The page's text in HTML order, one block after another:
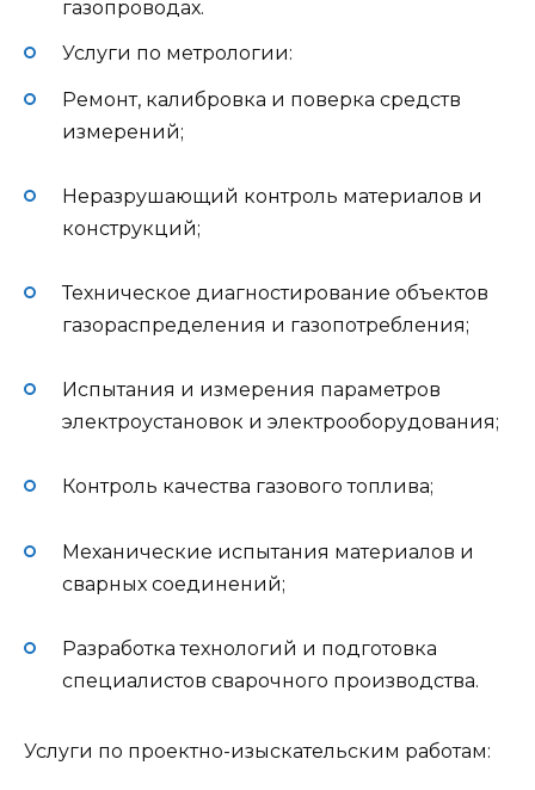
газопроводах.
Услуги по метрологии:
Ремонт, калибровка и поверка средств
измерений;
Неразрушающий контроль материалов и
конструкций;
Техническое диагностирование объектов
газораспределения и газопотребления;
Испытания и измерения параметров
электроустановок и электрооборудования;
Контроль качества газового топлива;
Механические испытания материалов и
сварных соединений;
Разработка технологий и подготовка
специалистов сварочного производства.
Услуги по проектно-изыскательским работам: